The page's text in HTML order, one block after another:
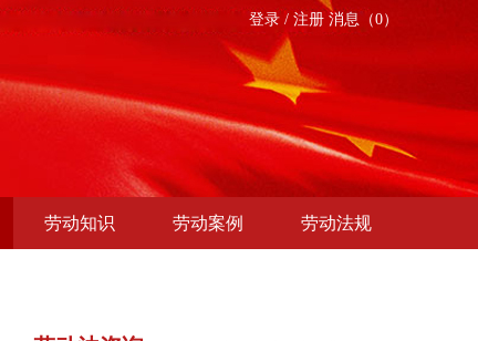
登录 / 注册 消息（0）
劳动知识 劳动案例 劳动法规